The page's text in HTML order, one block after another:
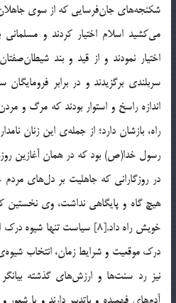
شکنجه‌های جان‌فرسایی که از سوی جاهلان
می‌کشید اسلام اختیار کردند و مسلمانی
اختیار نمودند و از قید و بند
سربلندی برگزیدند و در برابر فرومایگان
اندازه راسخ و استوار بودند که مرگ و
راه، بازشان دارد؛ از جمله‌ی این زنان
رسول خدا(ص) بود که در همان آغازین
در روزگارانی که جاهلیت بر دل‌های
هیچ گاه و پایگاهی نداشت، وی نخستین
خویش راه داد.[8] سیاست تنها
درک موقعیت و شرایط زمان، انتخاب
نیز رد سنت‌ها و ارزش‌های گذشته